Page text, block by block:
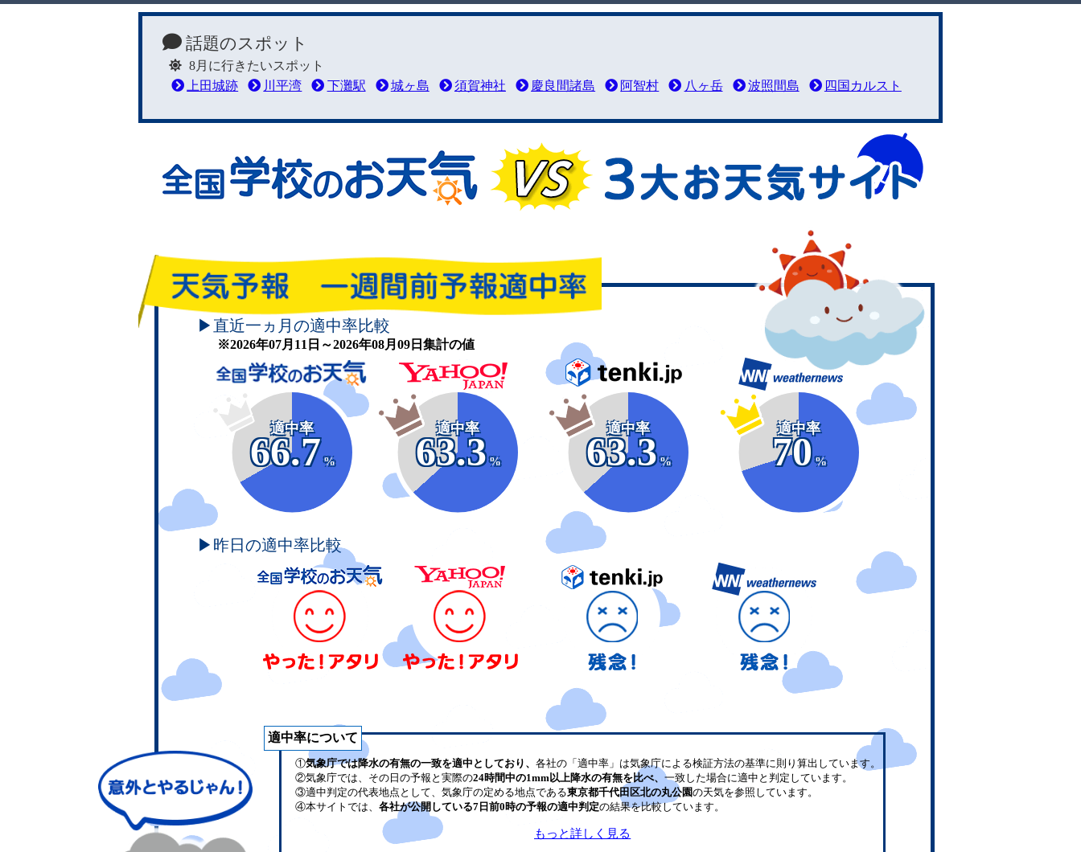
話題のスポット
8月に行きたいスポット
上田城跡
川平湾 下灘駅 城ヶ島 須賀神社 慶良間諸島 阿智村 八ヶ岳 波照間島 四国カルスト
▶直近一ヵ月の適中率比較
※2026年07月11日～2026年08月09日集計の値
適中率
66.7
%
適中率
63.3
%
適中率
63.3
%
適中率
70
%
▶昨日の適中率比較
適中率について
①気象庁では降水の有無の一致を適中としており、 各社の「適中率」は気象庁による検証方法の基準に則り算出しています。
②気象庁では、その日の予報と実際の24時間中の1mm以上降水の有無を比べ、 一致した場合に適中と判定しています。
③適中判定の代表地点として、気象庁の定める地点である東京都千代田区北の丸公園の天気を参照しています。
④本サイトでは、 各社が公開している7日前0時の予報の適中判定の結果を比較しています。
もっと詳しく見る